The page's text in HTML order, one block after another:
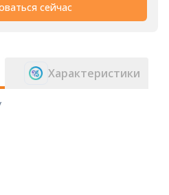
сейчас
Характеристики